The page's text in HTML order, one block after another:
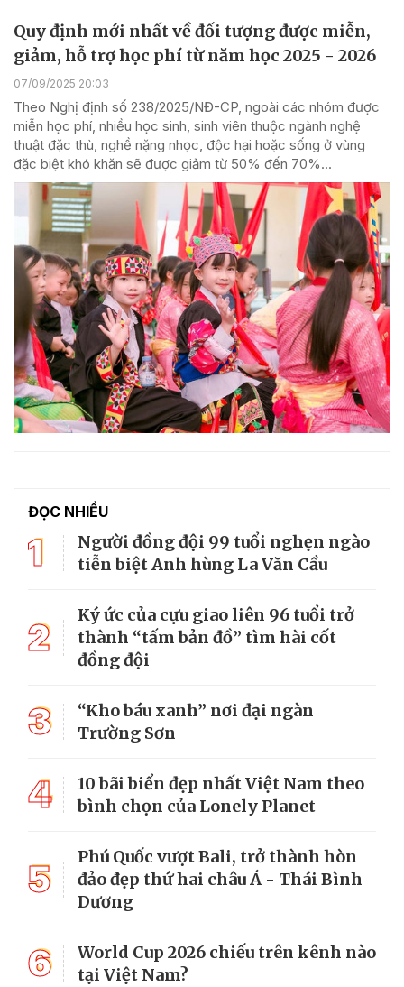
Quy định mới nhất về đối tượng được miễn,
giảm, hỗ trợ học phí từ năm học 2025 - 2026
07/09/2025 20:03
Theo Nghị định số 238/2025/NĐ-CP, ngoài các nhóm được
miễn học phí, nhiều học sinh, sinh viên thuộc ngành nghệ
thuật đặc thù, nghề nặng nhọc, độc hại hoặc sống ở vùng
đặc biệt khó khăn sẽ được giảm từ 50% đến 70%...
ĐỌC NHIỀU
1
Người đồng đội 99 tuổi nghẹn ngào
tiễn biệt Anh hùng La Văn Cầu
2
Ký ức của cựu giao liên 96 tuổi trở
thành “tấm bản đồ” tìm hài cốt
đồng đội
3
“Kho báu xanh” nơi đại ngàn
Trường Sơn
4
10 bãi biển đẹp nhất Việt Nam theo
bình chọn của Lonely Planet
5
Phú Quốc vượt Bali, trở thành hòn
đảo đẹp thứ hai châu Á - Thái Bình
Dương
6
World Cup 2026 chiếu trên kênh nào
tại Việt Nam?